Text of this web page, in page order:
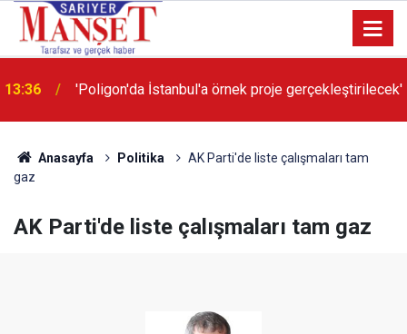
13:36 'Poligon'da İstanbul'a örnek proje gerçekleştirilecek'
Anasayfa Politika
AK Parti'de liste çalışmaları tam
gaz
AK Parti'de liste çalışmaları tam gaz